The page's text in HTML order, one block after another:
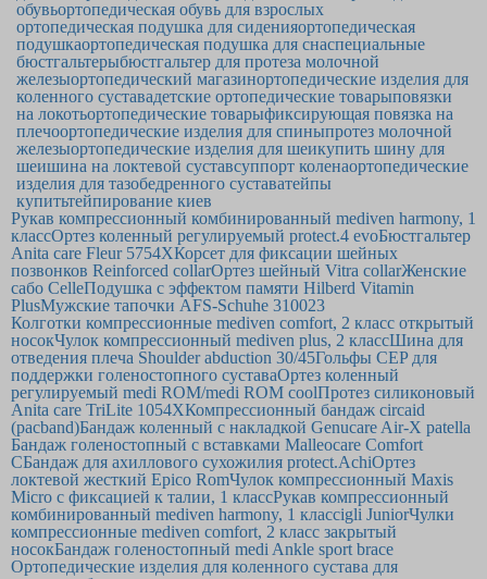
обувьортопедическая обувь для взрослых
ортопедическая подушка для сиденияортопедическая
подушкаортопедическая подушка для снаспециальные
бюстгальтерыбюстгальтер для протеза молочной
железыортопедический магазинортопедические изделия для
коленного суставадетские ортопедические товарыповязки
на локотьортопедические товарыфиксирующая повязка на
плечоортопедические изделия для спиныпротез молочной
железыортопедические изделия для шеикупить шину для
шеишина на локтевой суставсуппорт коленаортопедические
изделия для тазобедренного суставатейпы
купитьтейпирование киев
Рукав компрессионный комбинированный mediven harmony, 1
классОртез коленный регулируемый protect.4 evoБюстгальтер
Anita care Fleur 5754ХКорсет для фиксации шейных
позвонков Reinforced collarОртез шейный Vitra collarЖенские
сабо CelleПодушка с эффектом памяти Hilberd Vitamin
PlusМужские тапочки AFS-Schuhe 310023
Колготки компрессионные mediven comfort, 2 класс открытый
носокЧулок компрессионный mediven plus, 2 классШина для
отведения плеча Shoulder abduction 30/45Гольфы CEP для
поддержки голеностопного суставаОртез коленный
регулируемый medi ROM/medi ROM coolПротез силиконовый
Anita care TriLite 1054XКомпрессионный бандаж circaid
(pacband)Бандаж коленный с накладкой Genucare Air-X patella
Бандаж голеностопный с вставками Malleocare Comfort
CБандаж для ахиллового сухожилия protect.AchiОртез
локтевой жесткий Epico RomЧулок компрессионный Maxis
Micro с фиксацией к талии, 1 классРукав компрессионный
комбинированный mediven harmony, 1 классigli JuniorЧулки
компрессионные mediven comfort, 2 класс закрытый
носокБандаж голеностопный medi Ankle sport brace
Ортопедические изделия для коленного сустава для